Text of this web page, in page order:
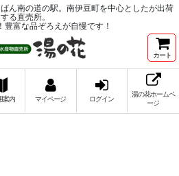
ん南の道の駅。南伊豆町を中心としたが出荷
する直売所。
豊富な品ぞろえが自慢です！
カート
案内 マイページ ログイン
湯の花ホームペ
ージ